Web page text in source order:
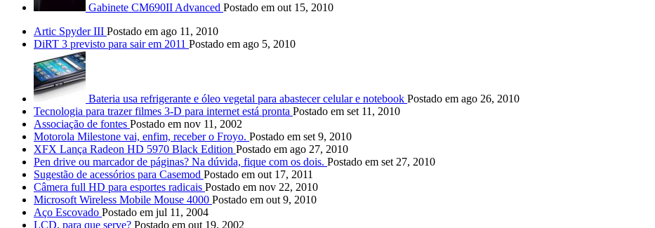
Gabinete CM690II Advanced Postado em out 15, 2010
Artic Spyder III Postado em ago 11, 2010
DiRT 3 previsto para sair em 2011 Postado em ago 5, 2010
Bateria usa refrigerante e óleo vegetal para abastecer celular e notebook Postado em ago 26, 2010
Tecnologia para trazer filmes 3-D para internet está pronta Postado em set 11, 2010
Associação de fontes Postado em nov 11, 2002
Motorola Milestone vai, enfim, receber o Froyo. Postado em set 9, 2010
XFX Lança Radeon HD 5970 Black Edition Postado em ago 27, 2010
Pen drive ou marcador de páginas? Na dúvida, fique com os dois. Postado em set 27, 2010
Sugestão de acessórios para Casemod Postado em out 17, 2011
Câmera full HD para esportes radicais Postado em nov 22, 2010
Microsoft Wireless Mobile Mouse 4000 Postado em out 9, 2010
Aço Escovado Postado em jul 11, 2004
LCD, para que serve? Postado em out 19, 2002